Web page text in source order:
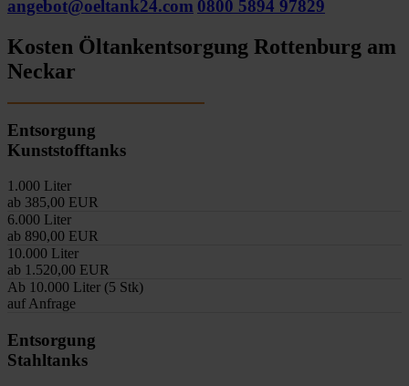
angebot@oeltank24.com 0800 5894 97829
Kosten Öltankentsorgung Rottenburg am
Neckar
Entsorgung
Kunststofftanks
1.000 Liter
ab 385,00 EUR
6.000 Liter
ab 890,00 EUR
10.000 Liter
ab 1.520,00 EUR
Ab 10.000 Liter (5 Stk)
auf Anfrage
Entsorgung
Stahltanks